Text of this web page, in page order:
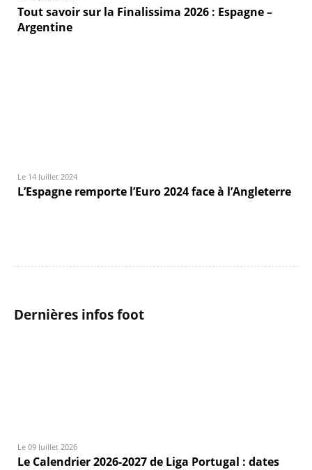
Tout savoir sur la Finalissima 2026 : Espagne –
Argentine
Le 14 Juillet 2024
L’Espagne remporte l’Euro 2024 face à l’Angleterre
Dernières infos foot
Le 09 Juillet 2026
Le Calendrier 2026-2027 de Liga Portugal : dates